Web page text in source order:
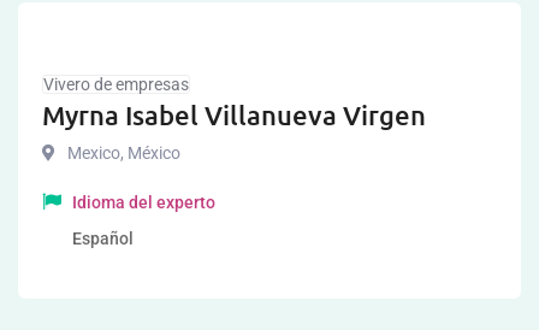
Vivero de empresas
Myrna Isabel Villanueva Virgen
Mexico, México
Idioma del experto
Español